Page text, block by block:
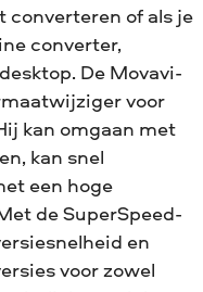
converteren of als je
converter,
De Movavi-
voor
kan omgaan met
kan snel
een hoge
de SuperSpeed-
en
voor zowel